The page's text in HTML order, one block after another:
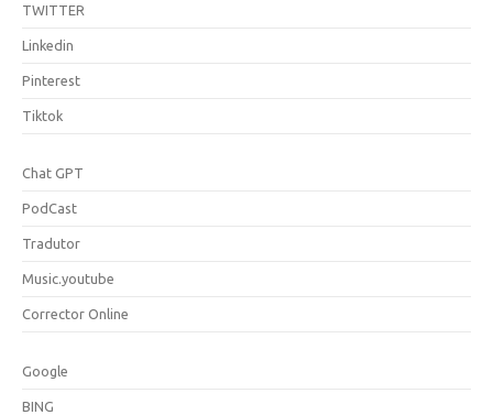
TWITTER
Linkedin
Pinterest
Tiktok
Chat GPT
PodCast
Tradutor
Music.youtube
Corrector Online
Google
BING